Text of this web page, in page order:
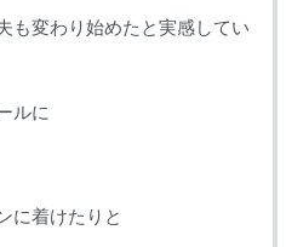
も変わり始めたと実感してい
ルに
に着けたりと